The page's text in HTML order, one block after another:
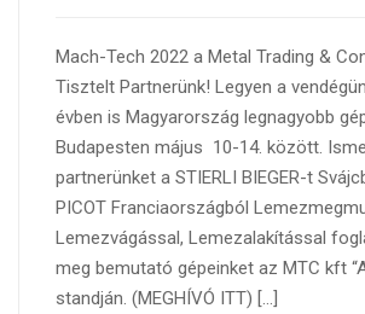
Mach-Tech 2022 a Metal Trading &
Tisztelt Partnerünk! Legyen a
évben is Magyarország legnagyobb
Budapesten május 10-14. között.
partnerünket a STIERLI BIEGER-t
PICOT Franciaországból
Lemezvágással, Lemezalakítással
meg bemutató gépeinket az MTC kft
standján. (MEGHÍVÓ ITT) […]